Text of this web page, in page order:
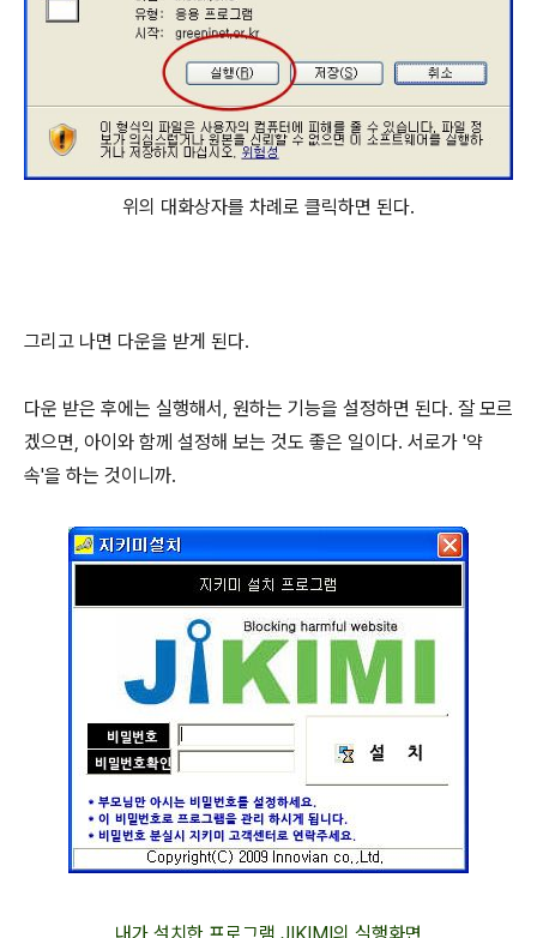
위의 대화상자를 차례로 클릭하면 된다.
그리고 나면 다운을 받게 된다.
다운 받은 후에는 실행해서, 원하는 기능을 설정하면 된다. 잘 모르
겠으면, 아이와 함께 설정해 보는 것도 좋은 일이다. 서로가 '약
속'을 하는 것이니까.
내가 설치한 프로그램 JIKIMI의 실행화면